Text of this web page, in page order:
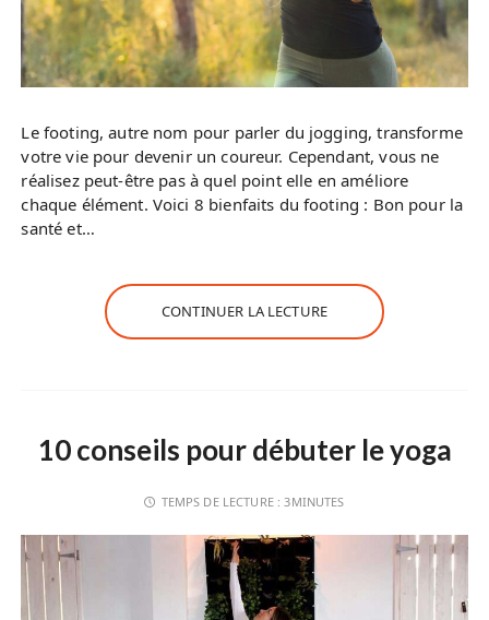
Le footing, autre nom pour parler du jogging, transforme
votre vie pour devenir un coureur. Cependant, vous ne
réalisez peut-être pas à quel point elle en améliore
chaque élément. Voici 8 bienfaits du footing : Bon pour la
santé et…
CONTINUER LA LECTURE
10 conseils pour débuter le yoga
TEMPS DE LECTURE : 3MINUTES